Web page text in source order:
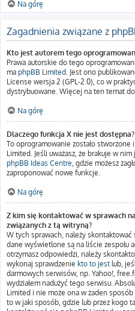
Na górę
Zagadnienia związane z
Kto jest autorem tego
Prawa autorskie do tego
ma phpBB Limited. Jest ono
License wersja 2 (GPL-2.0), co w
dystrybuowane. Więcej na ten temat
Na górę
Dlaczego funkcja X nie jest dostępna?
To oprogramowanie zostało
Limited. Jeśli uważasz, że brakuje w
phpBB Ideas Centre, gdzie możesz
zaproponować nowe funkcje.
Na górę
Z kim się kontaktować w sprawach
związanych z tą witryną?
W tych sprawach, należy
dane wyświetlone są na liście zespołu
otrzymasz odpowiedzi, należy
wykonaj sprawdzenie kto to jest lub,
darmowych serwisów, np. Yahoo!,
wydziałem nadużyć tego serwisu.
Limited i nie może ona w żaden
to w jaki sposób, gdzie lub przez kogo